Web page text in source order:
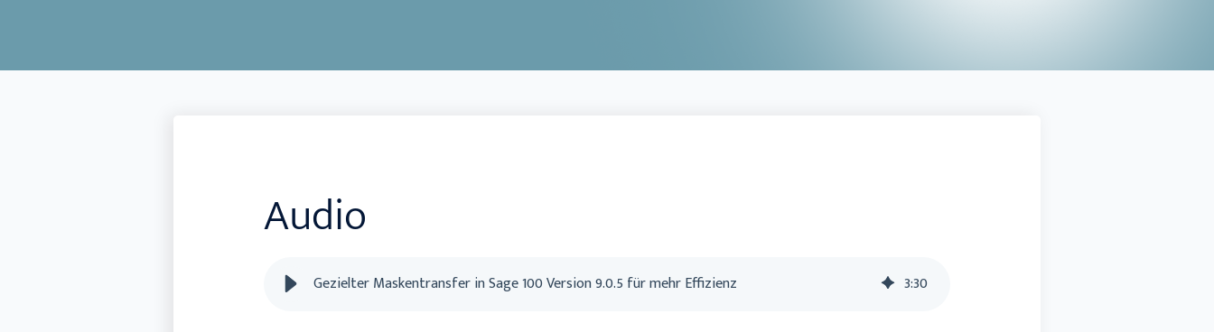
Audio
Gezielter Maskentransfer in Sage 100 Version 9.0.5 für mehr Effizienz 3:30